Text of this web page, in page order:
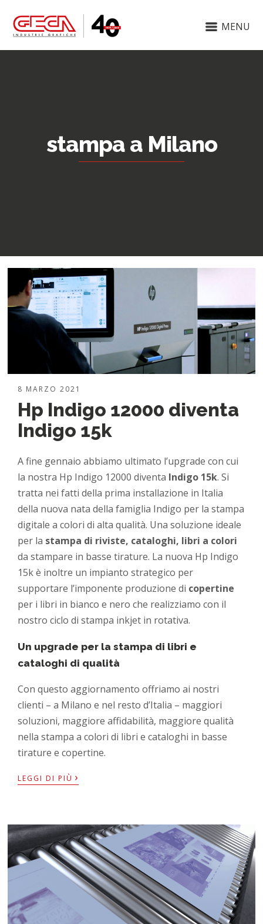
MENU
stampa a Milano
8 MARZO 2021
Hp Indigo 12000 diventa
Indigo 15k
A fine gennaio abbiamo ultimato l’upgrade con cui
la nostra Hp Indigo 12000 diventa Indigo 15k. Si
tratta nei fatti della prima installazione in Italia
della nuova nata della famiglia Indigo per la stampa
digitale a colori di alta qualità. Una soluzione ideale
per la stampa di riviste, cataloghi, libri a colori
da stampare in basse tirature. La nuova Hp Indigo
15k è inoltre un impianto strategico per
supportare l’imponente produzione di copertine
per i libri in bianco e nero che realizziamo con il
nostro ciclo di stampa inkjet in rotativa.
Un upgrade per la stampa di libri e
cataloghi di qualità
Con questo aggiornamento offriamo ai nostri
clienti – a Milano e nel resto d’Italia – maggiori
soluzioni, maggiore affidabilità, maggiore qualità
nella stampa a colori di libri e cataloghi in basse
tirature e copertine.
LEGGI DI PIÙ ›